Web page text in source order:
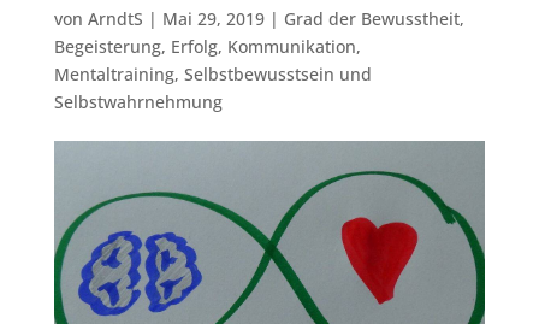
von ArndtS | Mai 29, 2019| Grad der Bewusstheit,
Begeisterung, Erfolg, Kommunikation,
Mentaltraining, Selbstbewusstsein und
Selbstwahrnehmung